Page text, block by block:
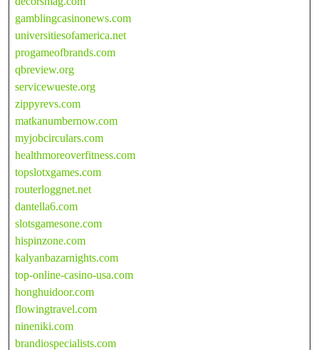
gamblingcasinonews.com
universitiesofamerica.net
progameofbrands.com
qbreview.org
servicewueste.org
zippyrevs.com
matkanumbernow.com
myjobcirculars.com
healthmoreoverfitness.com
topslotxgames.com
routerloggnet.net
dantella6.com
slotsgamesone.com
hispinzone.com
kalyanbazarnights.com
top-online-casino-usa.com
honghuidoor.com
flowingtravel.com
nineniki.com
brandiospecialists.com